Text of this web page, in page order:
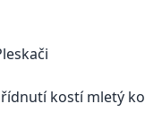
kostí mletý